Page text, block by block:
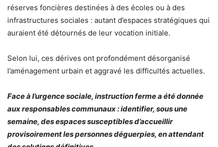
réserves foncières destinées à des écoles ou à des
infrastructures sociales : autant d’espaces stratégiques qui
auraient été détournés de leur vocation initiale.
Selon lui, ces dérives ont profondément désorganisé
l’aménagement urbain et aggravé les difficultés actuelles.
Face à l’urgence sociale, instruction ferme a été donnée
aux responsables communaux : identifier, sous une
semaine, des espaces susceptibles d’accueillir
provisoirement les personnes déguerpies, en attendant